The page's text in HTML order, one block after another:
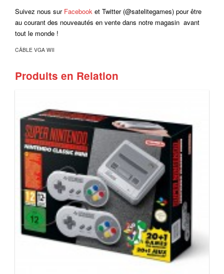
Suivez nous sur Facebook et Twitter (@satelitegames) pour être
au courant des nouveautés en vente dans notre magasin avant
tout le monde !
CÂBLE VGA WII
Produits en Relation